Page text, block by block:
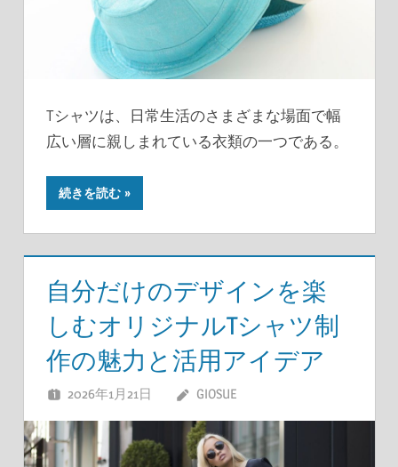
Tシャツは、日常生活のさまざまな場面で幅
広い層に親しまれている衣類の一つである。
続きを読む
自分だけのデザインを楽
しむオリジナルTシャツ制
作の魅力と活用アイデア
2026年1月21日 GIOSUE